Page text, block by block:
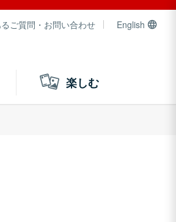
ご質問・お問い合わせ English
楽しむ